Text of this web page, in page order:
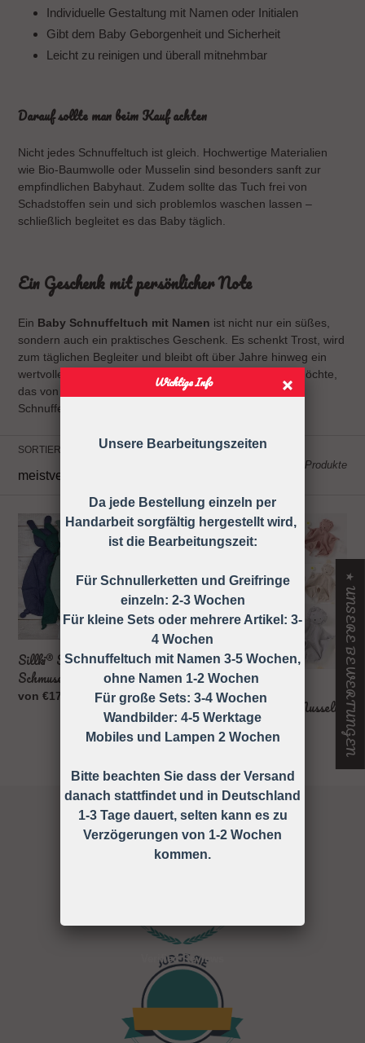
Individuelle Gestaltung mit Namen oder Initialen
Gibt dem Baby Geborgenheit und Sicherheit
Leicht zu reinigen und überall mitnehmbar
Darauf sollte man beim Kauf achten
Nicht jedes Schnuffeltuch ist gleich. Hochwertige Materialien
wie Bio-Baumwolle oder Musselin sind besonders sanft zur
empfindlichen Babyhaut. Zudem sollte das Tuch frei von
Schadstoffen sein und sich problemlos waschen lassen –
schließlich begleitet es das Baby täglich.
Ein Geschenk mit persönlicher Note
Ein Baby Schnuffeltuch mit Namen ist nicht nur ein süßes,
sondern auch ein praktisches Geschenk. Es schenkt Trost, wird
zum täglichen Begleiter und bleibt oft über Jahre hinweg ein
wertvolles Erinnerungsstück. Wer etwas verschenken möchte,
das von Herzen kommt, trifft mit einem personalisierten
Schnuffeltuch eine wunderbare Wahl.
SORTIEREN NACH
2 Produkte
Sillki®
Schnuffeltuch
Schmusetuch
Hase
Musselin
Sillki® Schnuffeltuch
Schmusetuch Hase Musselin
Normaler
von €17,99
Sillki®
Schnuffeltuch
Löwe
Musselin
Sillki® Schnuffeltuch
Schmusetuch Löwe Musselin
Normaler
Preis
von €17,99
Verified Reviews
★ UNSERE BEWERTUNGEN
Wichtige Info
Unsere Bearbeitungszeiten
Da jede Bestellung einzeln per
Handarbeit sorgfältig hergestellt wird,
ist die Bearbeitungszeit:
Für Schnullerketten und Greifringe
einzeln: 2-3 Wochen
Für kleine Sets oder mehrere Artikel: 3-
4 Wochen
Schnuffeltuch mit Namen 3-5 Wochen,
ohne Namen 1-2 Wochen
Für große Sets: 3-4 Wochen
Wandbilder: 4-5 Werktage
Mobiles und Lampen 2 Wochen
Bitte beachten Sie dass der Versand
danach stattfindet und in Deutschland
1-3 Tage dauert, selten kann es zu
Verzögerungen von 1-2 Wochen
kommen.